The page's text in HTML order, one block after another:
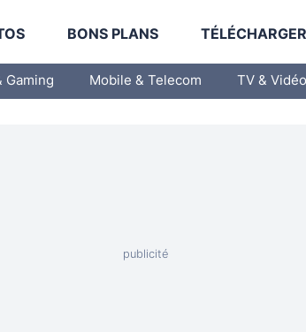
BONS PLANS
Gaming Mobile & Telecom TV & Vidéo